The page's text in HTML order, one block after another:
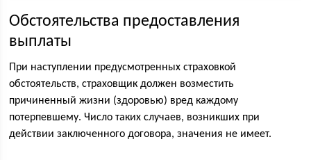
Обстоятельства предоставления
выплаты
При наступлении предусмотренных страховкой
обстоятельств, страховщик должен возместить
причиненный жизни (здоровью) вред каждому
потерпевшему. Число таких случаев, возникших при
действии заключенного договора, значения не имеет.